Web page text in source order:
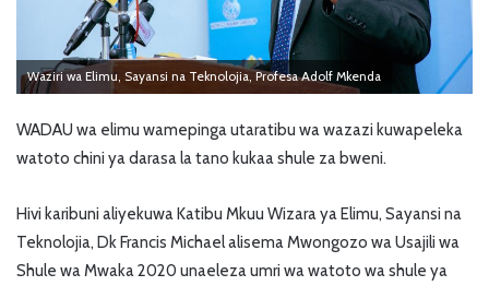
Waziri wa Elimu, Sayansi na Teknolojia, Profesa Adolf Mkenda
WADAU wa elimu wamepinga utaratibu wa wazazi kuwapeleka
watoto chini ya darasa la tano kukaa shule za bweni.
Hivi karibuni aliyekuwa Katibu Mkuu Wizara ya Elimu, Sayansi na
Teknolojia, Dk Francis Michael alisema Mwongozo wa Usajili wa
Shule wa Mwaka 2020 unaeleza umri wa watoto wa shule ya